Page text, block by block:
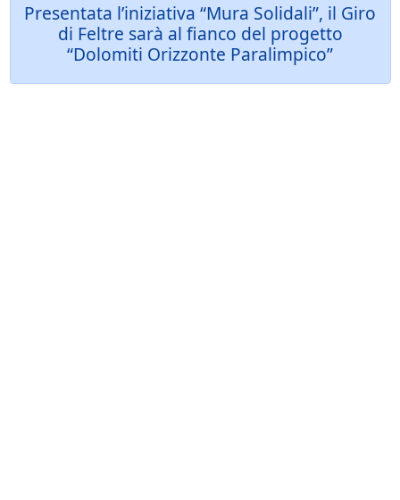
Presentata l’iniziativa “Mura Solidali”, il Giro
di Feltre sarà al fianco del progetto
“Dolomiti Orizzonte Paralimpico”